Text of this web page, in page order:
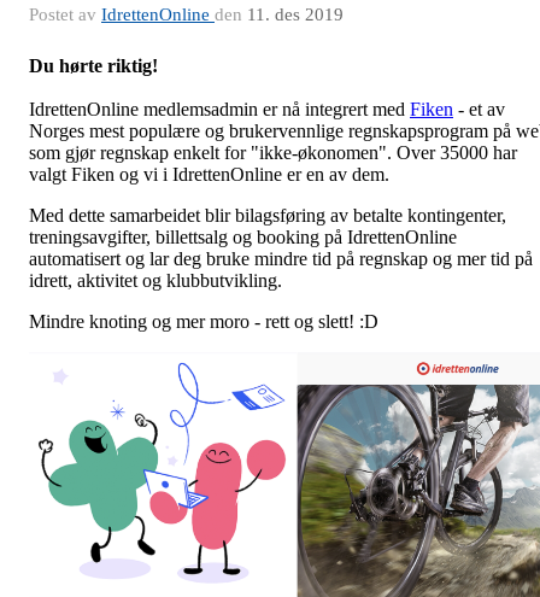
Postet av IdrettenOnline den 11. des 2019
Du hørte riktig!
IdrettenOnline medlemsadmin er nå integrert med Fiken - et av
Norges mest populære og brukervennlige regnskapsprogram på
som gjør regnskap enkelt for "ikke-økonomen". Over 35000 har
valgt Fiken og vi i IdrettenOnline er en av dem.
Med dette samarbeidet blir bilagsføring av betalte kontingenter,
treningsavgifter, billettsalg og booking på IdrettenOnline
automatisert og lar deg bruke mindre tid på regnskap og mer tid på
idrett, aktivitet og klubbutvikling.
Mindre knoting og mer moro - rett og slett! :D